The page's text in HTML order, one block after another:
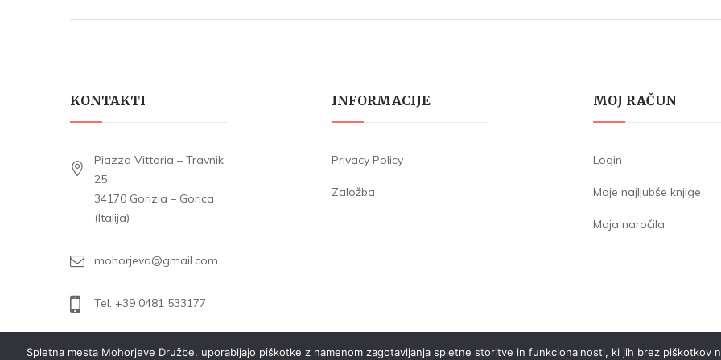
KONTAKTI
Piazza Vittoria – Travnik
25
34170 Gorizia – Gorica
(Italija)
mohorjeva@gmail.com
Tel. +39 0481 533177
INFORMACIJE
Privacy Policy
Založba
MOJ RAČUN
Login
Moje najljubše knjige
Moja naročila
Spletna mesta Mohorjeve Družbe. uporabljajo piškotke z namenom zagotavljanja spletne storitve in funkcionalnosti, ki jih brez